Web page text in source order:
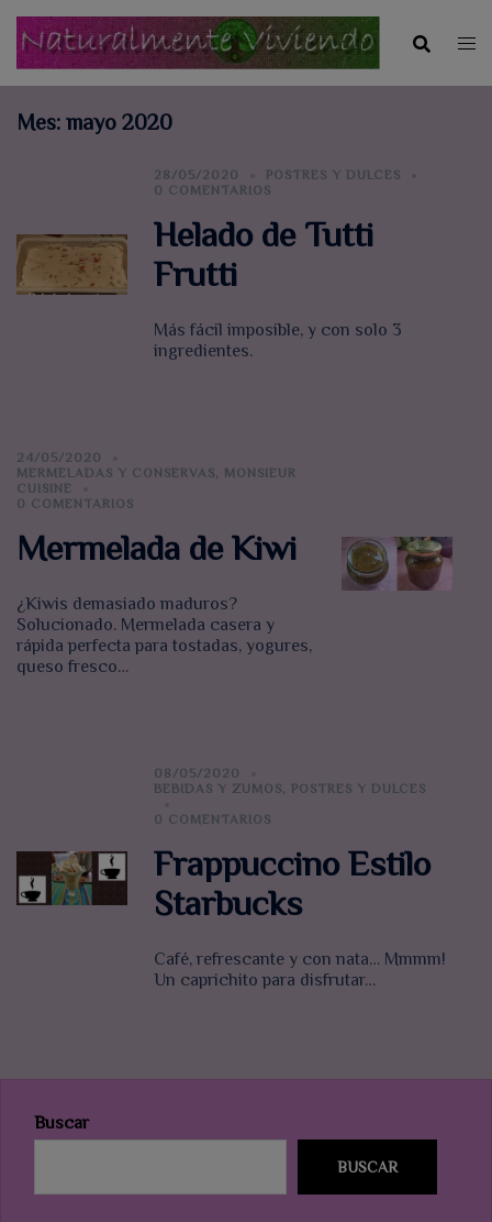
contenido
Mes: mayo 2020
28/05/2020
POSTRES Y DULCES
0 COMENTARIOS
Helado de Tutti
Frutti
Más fácil imposible, y con solo 3
ingredientes.
24/05/2020
MERMELADAS Y CONSERVAS,
MONSIEUR
CUISINE
0 COMENTARIOS
Mermelada de Kiwi
¿Kiwis demasiado maduros?
Solucionado. Mermelada casera y
rápida perfecta para tostadas, yogures,
queso fresco…
08/05/2020
BEBIDAS Y ZUMOS,
POSTRES Y DULCES
0 COMENTARIOS
Frappuccino Estilo
Starbucks
Café, refrescante y con nata… Mmmm!
Un caprichito para disfrutar…
Buscar
BUSCAR